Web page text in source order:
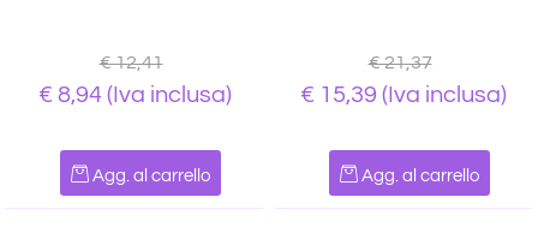
€ 12,41
€ 8,94(Iva inclusa)
Agg. al carrello
€ 21,37
€ 15,39 (Iva inclusa)
Agg. al carrello